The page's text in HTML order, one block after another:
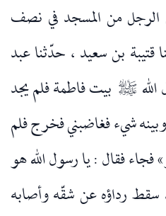
الرجل من المسجد في نصف
قتيبة بن سعيد ، حدّثنا عبد
صلى‌الله‌عليه‌وآله بيت فاطمة فلم يجد
شيء فغاضبني فخرج فلم
فقال : يا رسول الله هو
رداؤه عن شقّه وأصابه